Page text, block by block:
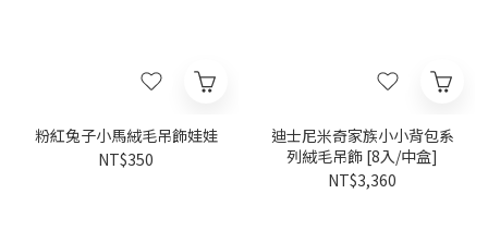
粉紅兔子小馬絨毛吊飾娃娃
NT$350
迪士尼米奇家族小小背包系
列絨毛吊飾 [8入/中盒]
NT$3,360